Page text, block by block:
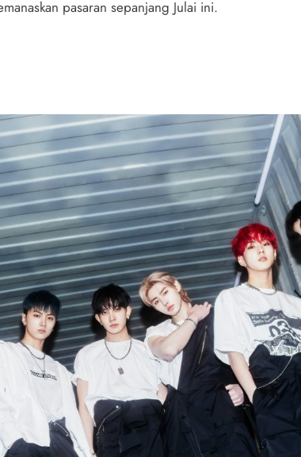
pasaran sepanjang Julai ini.